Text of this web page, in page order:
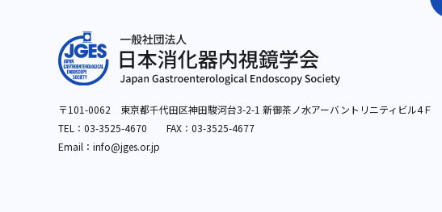
〒101-0062 東京都千代田区神田駿河台3-2-1 新御茶ノ水アーバントリニティビル4Ｆ
TEL： 03-3525-4670 FAX：03-3525-4677
Email：info@jges.or.jp